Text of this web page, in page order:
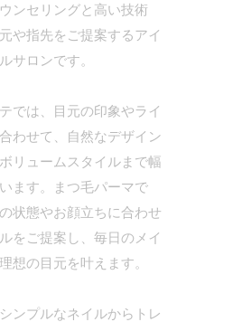
ンセリングと高い技術
や指先をご提案するアイ
サロンです。
では、目元の印象やライ
わせて、自然なデザイン
リュームスタイルまで幅
ます。まつ毛パーマで
状態やお顔立ちに合わせ
をご提案し、毎日のメイ
想の目元を叶えます。
ンプルなネイルからトレ